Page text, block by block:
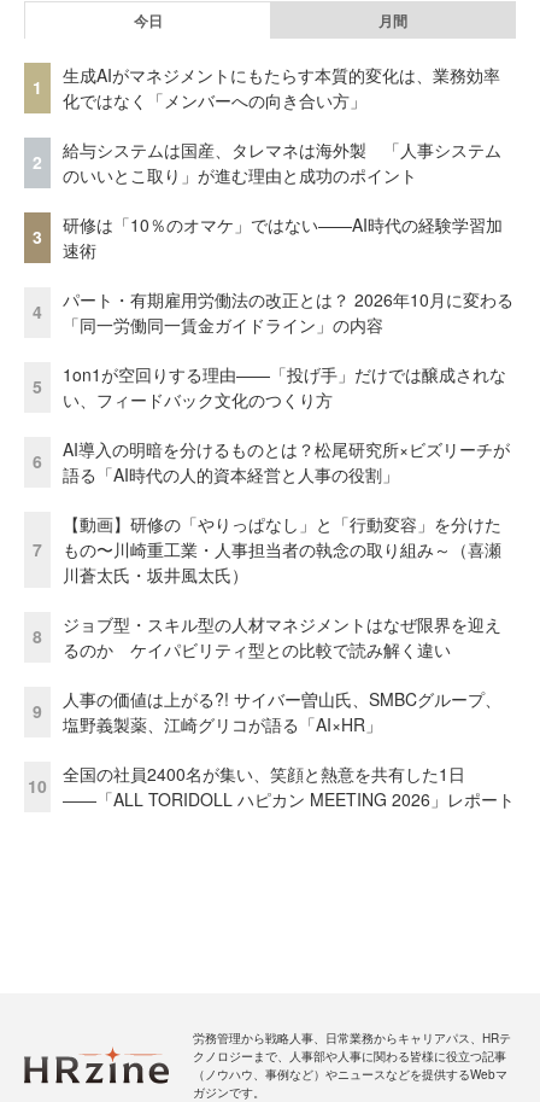
今日 月間
1
生成AIがマネジメントにもたらす本質的変化は、業務効率
化ではなく「メンバーへの向き合い方」
2
給与システムは国産、タレマネは海外製 「人事システム
のいいとこ取り」が進む理由と成功のポイント
3
研修は「10％のオマケ」ではない——AI時代の経験学習加
速術
4
パート・有期雇用労働法の改正とは？ 2026年10月に変わる
「同一労働同一賃金ガイドライン」の内容
5
1on1が空回りする理由——「投げ手」だけでは醸成されな
い、フィードバック文化のつくり方
6
AI導入の明暗を分けるものとは？松尾研究所×ビズリーチが
語る「AI時代の人的資本経営と人事の役割」
7
【動画】研修の「やりっぱなし」と「行動変容」を分けた
もの〜川崎重工業・人事担当者の執念の取り組み～（喜瀬
川蒼太氏・坂井風太氏）
8
ジョブ型・スキル型の人材マネジメントはなぜ限界を迎え
るのか ケイパビリティ型との比較で読み解く違い
9
人事の価値は上がる?! サイバー曽山氏、SMBCグループ、
塩野義製薬、江崎グリコが語る「AI×HR」
10
全国の社員2400名が集い、笑顔と熱意を共有した1日
――「ALL TORIDOLL ハピカン MEETING 2026」レポート
労務管理から戦略人事、日常業務からキャリアパス、HRテ
クノロジーまで、人事部や人事に関わる皆様に役立つ記事
（ノウハウ、事例など）やニュースなどを提供するWebマ
ガジンです。